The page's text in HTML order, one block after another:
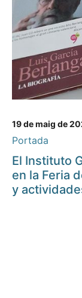
19 de maig de
Portada
El Instituto
en la Feria
y